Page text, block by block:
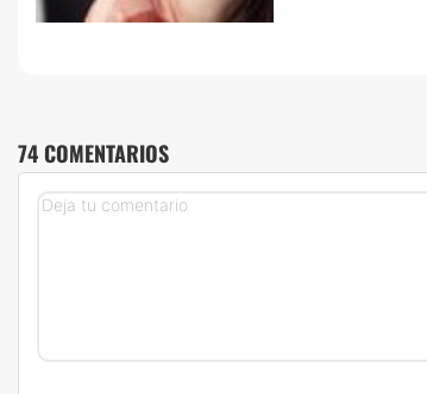
74 COMENTARIOS